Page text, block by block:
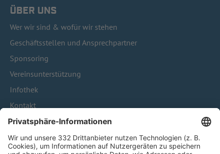
ÜBER UNS
Wer wir sind & wofür wir stehen
Geschäftsstellen und Ansprechpartner
Sponsoring
Vereinsunterstützung
Infothek
Kontakt
HÄUFIG BESUCHTE SEITEN
Pässe und Vereinswechsel